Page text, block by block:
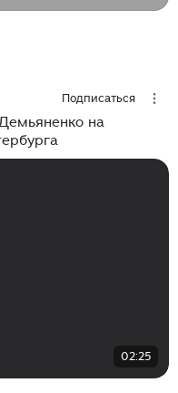
Подписаться
на
02:25